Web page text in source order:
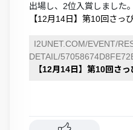
出場し、2位入賞しました。
【12月14日】第10回さっ
I2UNET.COM/EVENT/
DETAIL/
【12月14日】第10回さ